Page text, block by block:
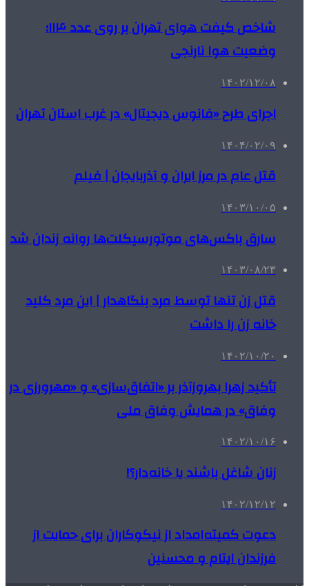
شاخص کیفت هوای تهران بر روی عدد ۱۱۴؛
وضعیت هوا نارنجی
۱۴۰۲/۱۲/۰۸
اجرای طرح «فانوس دیجیتال» در غرب استان تهران
۱۴۰۴/۰۲/۰۹
قتل عام در مرز ایران و آذربایجان | فیلم
۱۴۰۳/۱۰/۰۵
سارق باکس‌های موتورسیکلت‌ها روانه زندان شد
۱۴۰۳/۰۸/۲۳
قتل زن تنها توسط مرد بنگاهدار | این مرد کلید
خانه زن را داشت
۱۴۰۲/۱۰/۲۰
تأکید زهرا بهروزآذر بر «اتفاق‌سازی» و «مهرورزی در
وفاق» در همایش وفاق ملی
۱۴۰۲/۱۰/۱۶
زنان شاغل باشند یا خانه‌دار؟!
۱۴۰۲/۱۲/۱۲
دعوت کمیته‌امداد از نیکوکاران برای حمایت از
فرزندان ایتام و محسنین